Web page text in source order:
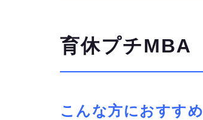
育休プチMBA
こんな方におすすめ